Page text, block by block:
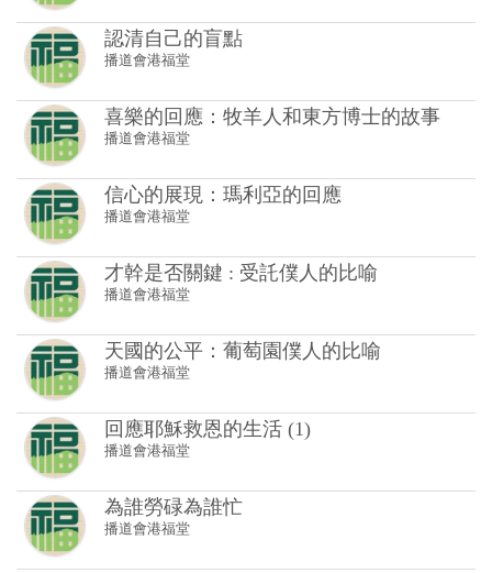
認清自己的盲點
播道會港福堂
喜樂的回應：牧羊人和東方博士的故事
播道會港福堂
信心的展現：瑪利亞的回應
播道會港福堂
才幹是否關鍵 : 受託僕人的比喻
播道會港福堂
天國的公平：葡萄園僕人的比喻
播道會港福堂
回應耶穌救恩的生活 (1)
播道會港福堂
為誰勞碌為誰忙
播道會港福堂